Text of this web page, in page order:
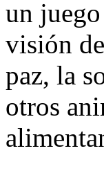
un
visión
paz, la
otros